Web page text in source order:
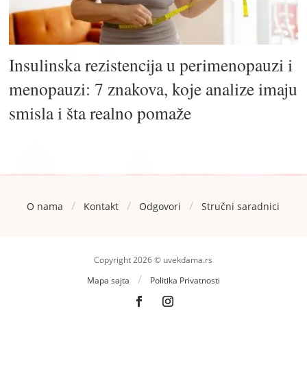
Insulinska rezistencija u perimenopauzi i
menopauzi: 7 znakova, koje analize imaju
smisla i šta realno pomaže
O nama / Kontakt / Odgovori /Stručni saradnici
Copyright 2026 © uvekdama.rs
Mapa sajta
/ Politika Privatnosti